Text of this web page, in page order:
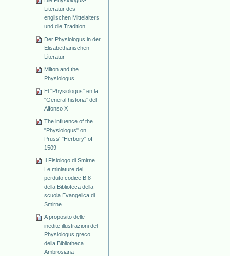
Literatur des
englischen Mittelalters
und die Tradition
Der Physiologus in der
Elisabethanischen
Literatur
Milton and the
Physiologus
El "Physiologus" en la
"General historia" del
Alfonso X
The influence of the
"Physiologus" on
Pruss' "Herbory" of
1509
Il Fisiologo di Smirne.
Le miniature del
perduto codice B.8
della Biblioteca della
scuola Evangelica di
Smirne
A proposito delle
inedite illustrazioni del
Physiologus greco
della Bibliotheca
Ambrosiana